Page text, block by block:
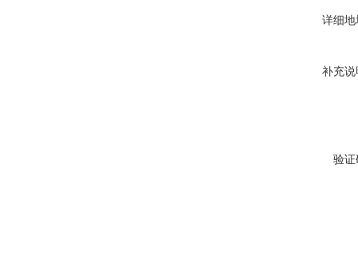
详细地
补充说
验证